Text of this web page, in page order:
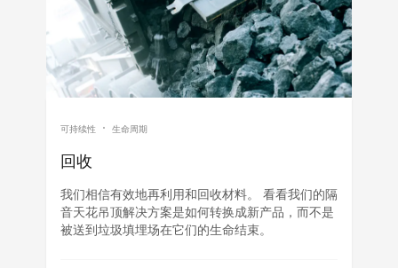
可持续性 生命周期
回收
我们相信有效地再利用和回收材料。 看看我们的隔
音天花吊顶解决方案是如何转换成新产品，而不是
被送到垃圾填埋场在它们的生命结束。